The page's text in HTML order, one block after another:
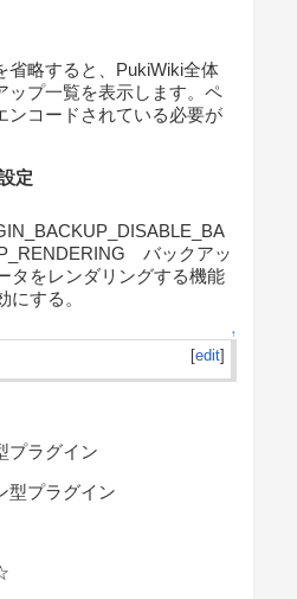
省略すると、PukiWiki全体
ップ一覧を表示します。ペ
ンコードされている必要が
定
バックアッ
タをレンダリングする機能
にする。
↑
[edit]
プラグイン
型プラグイン